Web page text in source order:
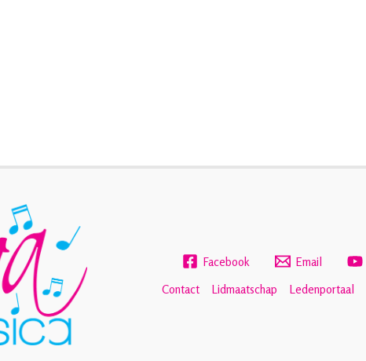
Facebook Email
Contact
Lidmaatschap Ledenportaal